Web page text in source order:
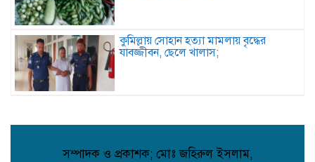
কুমিল্লায় সোহান হত্যা মামলায় বৃদ্ধের
যাবজ্জীবন, ছেলে খালাস;
সম্পাদক ও প্রকাশক; মোঃ জহিরুল ইসলাম,